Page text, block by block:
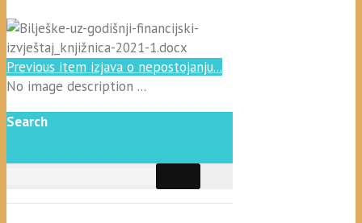
Previous item izjava o nepostojanju...
No image description ...
Search